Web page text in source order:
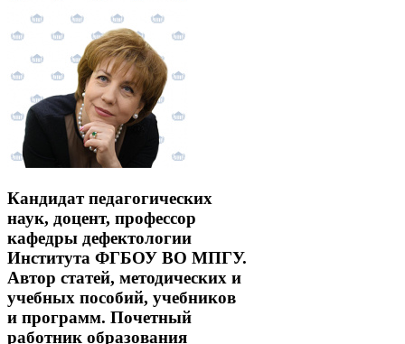
Кандидат педагогических
наук, доцент, профессор
кафедры дефектологии
Института ФГБОУ ВО МПГУ.
Автор статей, методических и
учебных пособий, учебников
и программ. Почетный
работник образования